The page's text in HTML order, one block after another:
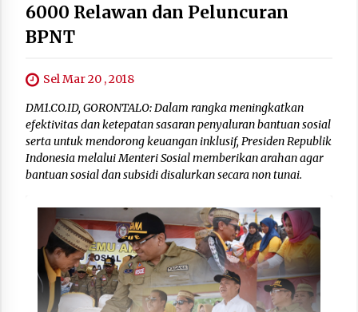
6000 Relawan dan Peluncuran
BPNT
Sel Mar 20 , 2018
DM1.CO.ID, GORONTALO: Dalam rangka meningkatkan
efektivitas dan ketepatan sasaran penyaluran bantuan sosial
serta untuk mendorong keuangan inklusif, Presiden Republik
Indonesia melalui Menteri Sosial memberikan arahan agar
bantuan sosial dan subsidi disalurkan secara non tunai.